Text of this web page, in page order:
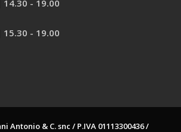
- 19.00
- 19.00
Antonio & C. snc / P.IVA 01113300436 /